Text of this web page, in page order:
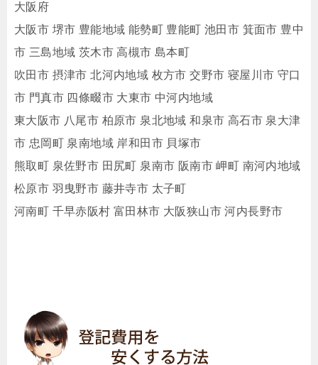
大阪府
大阪市 堺市 豊能地域 能勢町 豊能町 池田市 箕面市 豊中
市 三島地域 茨木市 高槻市 島本町
吹田市 摂津市 北河内地域 枚方市 交野市 寝屋川市 守口
市 門真市 四條畷市 大東市 中河内地域
東大阪市 八尾市 柏原市 泉北地域 和泉市 高石市 泉大津
市 忠岡町 泉南地域 岸和田市 貝塚市
熊取町 泉佐野市 田尻町 泉南市 阪南市 岬町 南河内地域
松原市 羽曳野市 藤井寺市 太子町
河南町 千早赤阪村 富田林市 大阪狭山市 河内長野市